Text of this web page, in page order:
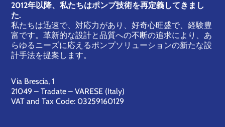
2012年以降、私たちはポンプ技術を再定義してきまし
た.
私たちは迅速で、対応力があり、好奇心旺盛で、経験豊
富です。革新的な設計と品質への不断の追求により、あ
らゆるニーズに応えるポンプソリューションの新たな設
計手法を提案します。
Via Brescia, 1
21049 – Tradate – VARESE (Italy)
VAT and Tax Code: 03259160129